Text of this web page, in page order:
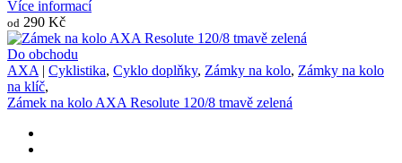
Více informací
od 290 Kč
Do obchodu
AXA| Cyklistika, Cyklo doplňky, Zámky na kolo, Zámky na kolo
na klíč,
Zámek na kolo AXA Resolute 120/8 tmavě zelená